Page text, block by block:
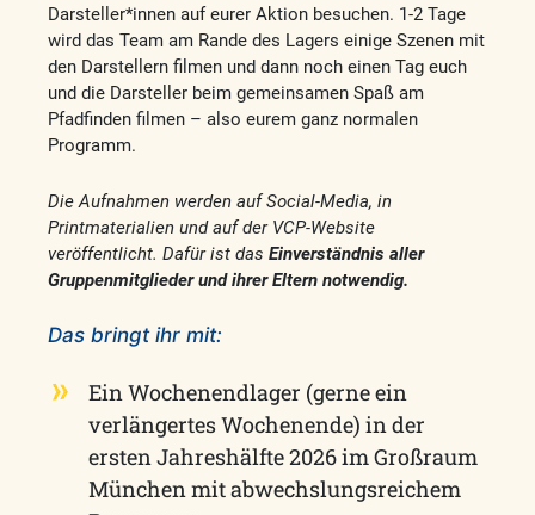
Darsteller*innen auf eurer Aktion besuchen. 1-2 Tage
wird das Team am Rande des Lagers einige Szenen mit
den Darstellern filmen und dann noch einen Tag euch
und die Darsteller beim gemeinsamen Spaß am
Pfadfinden filmen – also eurem ganz normalen
Programm.
Die Aufnahmen werden auf Social-Media, in
Printmaterialien und auf der VCP-Website
veröffentlicht. Dafür ist das Einverständnis aller
Gruppenmitglieder und ihrer Eltern notwendig.
Das bringt ihr mit:
Ein Wochenendlager (gerne ein
verlängertes Wochenende) in der
ersten Jahreshälfte 2026 im Großraum
München mit abwechslungsreichem